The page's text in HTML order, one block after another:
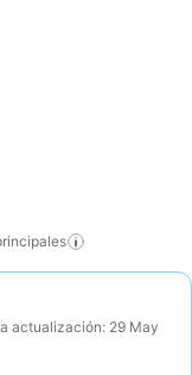
actualización: 29 May